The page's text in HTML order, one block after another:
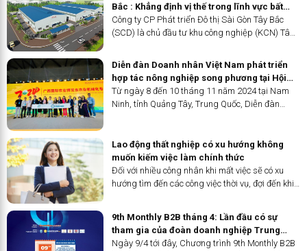
trường Việt Nam.
Bắc : Khẳng định vị thế trong lĩnh vực bất
động sản công nghiệp
Công ty CP Phát triển Đô thị Sài Gòn Tây Bắc
(SCD) là chủ đầu tư khu công nghiệp (KCN) Tân
Phát triển Đô thị Kinh Bắc (KBC), một trong
những công ty thành viên...
Diễn đàn Doanh nhân Việt Nam phát triển
hợp tác nông nghiệp song phương tại Hội
chợ Nông nghiệp Quốc tế Nam Ninh
Từ ngày 8 đến 10 tháng 11 năm 2024 tại Nam
Ninh, tỉnh Quảng Tây, Trung Quốc, Diễn đàn
Guangxi International Agricultural Expo Special
Exhibition on Agricultural Mechanization 2024).
Triển lãm do Sở Nông nghiệp và Phát triển Nông
thôn Khu tự trị dân tộc Choang Quảng Tây chủ
tộc Choang Quảng Tây và Trạm Quản lý Hạt
giống Khu tự trị dân tộc Choang Quảng Tây.
Lao động thất nghiệp có xu hướng không
muốn kiếm việc làm chính thức
Đối với nhiều công nhân khi mất việc sẽ có xu
hướng tìm đến các công việc thời vụ, đợi đến khi
9th Monthly B2B tháng 4: Lần đầu có sự
tham gia của đoàn doanh nghiệp Trung
Quốc
Ngày 9/4 tới đây, Chương trình 9th Monthly B2B